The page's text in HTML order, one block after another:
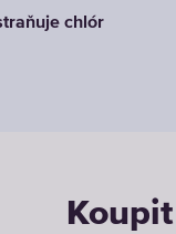
chlór